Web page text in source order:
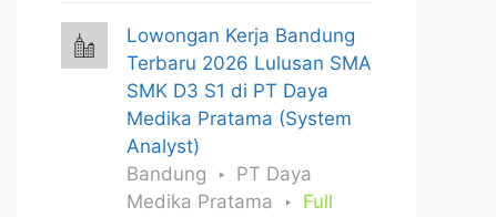
Lowongan Kerja Bandung
Terbaru 2026 Lulusan SMA
SMK D3 S1 di PT Daya
Medika Pratama (System
Analyst)
Bandung
PT Daya
Medika Pratama
Full